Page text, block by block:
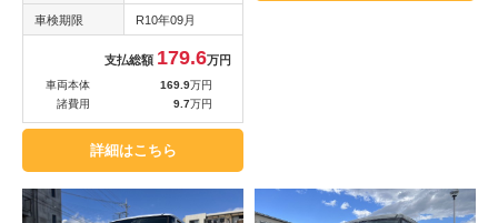
車検期限 R10年09月
支払総額 179.6万円
車両本体 169.9万円
諸費用
9.7万円
詳細はこちら